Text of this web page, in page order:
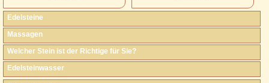
Edelsteine
Massagen
Welcher Stein ist der Richtige für Sie?
Edelsteinwasser